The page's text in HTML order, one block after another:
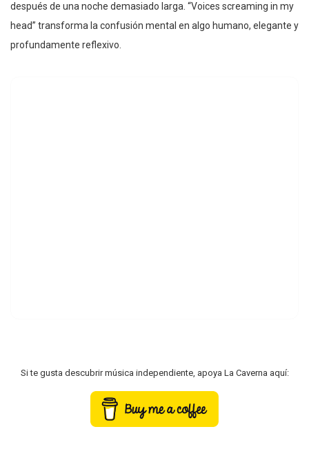
después de una noche demasiado larga. “Voices screaming in my
head” transforma la confusión mental en algo humano, elegante y
profundamente reflexivo.
Si te gusta descubrir música independiente, apoya La Caverna aquí: